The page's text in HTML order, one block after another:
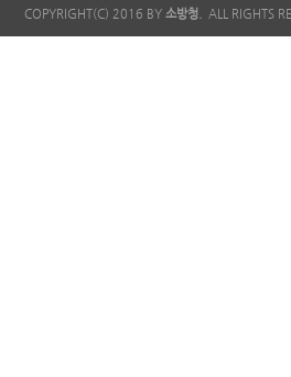
COPYRIGHT(C) 2016 BY 소방청. ALL RIGHTS